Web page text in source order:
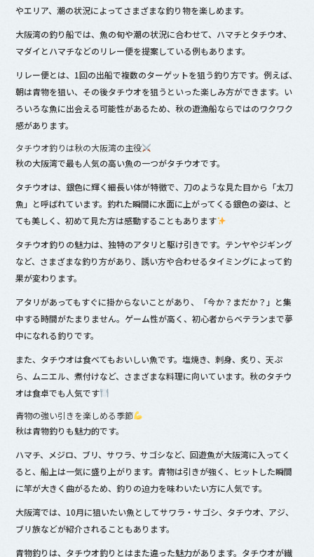
やエリア、潮の状況によってさまざまな釣り物を楽しめます。
大阪湾の釣り船では、魚の旬や潮の状況に合わせて、ハマチとタチウオ、
マダイとハマチなどのリレー便を提案している例もあります。
リレー便とは、1回の出船で複数のターゲットを狙う釣り方です。例えば、
朝は青物を狙い、その後タチウオを狙うといった楽しみ方ができます。い
ろいろな魚に出会える可能性があるため、秋の遊漁船ならではのワクワク
感があります。
タチウオ釣りは秋の大阪湾の主役
秋の大阪湾で最も人気の高い魚の一つがタチウオです。
タチウオは、銀色に輝く細長い体が特徴で、刀のような見た目から「太刀
魚」と呼ばれています。釣れた瞬間に水面に上がってくる銀色の姿は、と
ても美しく、初めて見た方は感動することもあります
タチウオ釣りの魅力は、独特のアタリと駆け引きです。テンヤやジギング
など、さまざまな釣り方があり、誘い方や合わせるタイミングによって釣
果が変わります。
アタリがあってもすぐに掛からないことがあり、「今か？まだか？」と集
中する時間がたまりません。ゲーム性が高く、初心者からベテランまで夢
中になれる釣りです。
また、タチウオは食べてもおいしい魚です。塩焼き、刺身、炙り、天ぷ
ら、ムニエル、煮付けなど、さまざまな料理に向いています。秋のタチウ
オは食卓でも人気です
青物の強い引きを楽しめる季節
秋は青物釣りも魅力的です。
ハマチ、メジロ、ブリ、サワラ、サゴシなど、回遊魚が大阪湾に入ってく
ると、船上は一気に盛り上がります。青物は引きが強く、ヒットした瞬間
に竿が大きく曲がるため、釣りの迫力を味わいたい方に人気です。
大阪湾では、10月に狙いたい魚としてサワラ・サゴシ、タチウオ、アジ、
ブリ族などが紹介されることもあります。
青物釣りは、タチウオ釣りとはまた違った魅力があります。タチウオが繊